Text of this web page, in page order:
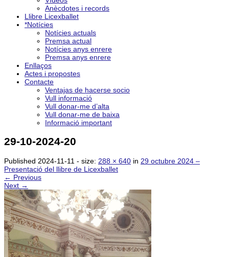
Anècdotes i records
Llibre Licexballet
*Notícies
Notícies actuals
Premsa actual
Notícies anys enrere
Premsa anys enrere
Enllaços
Actes i propostes
Contacte
Ventajas de hacerse socio
Vull informació
Vull donar-me d’alta
Vull donar-me de baixa
Informació important
29-10-2024-20
Published 2024-11-11 - size: 288 × 640 in 29 octubre 2024 –
Presentació del llibre de Licexballet
← Previous
Next →